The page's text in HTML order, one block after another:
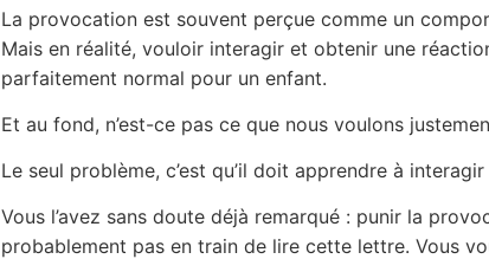
La provocation est souvent perçue comme un
Mais en réalité, vouloir interagir et obtenir une
parfaitement normal pour un enfant.
Et au fond, n’est-ce pas ce que nous voulons
Le seul problème, c’est qu’il doit apprendre à
Vous l’avez sans doute déjà remarqué : punir la
probablement pas en train de lire cette lettre. Vous